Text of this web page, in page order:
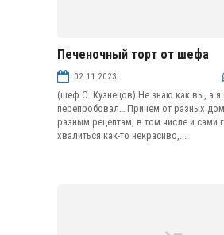
Печеночный торт от шефа
02.11.2023
(шеф С. Кузнецов) Не знаю как вы, а я
перепробовал… Причем от разных
разным рецептам, в том числе и сами
хвалиться как-то некрасиво,...